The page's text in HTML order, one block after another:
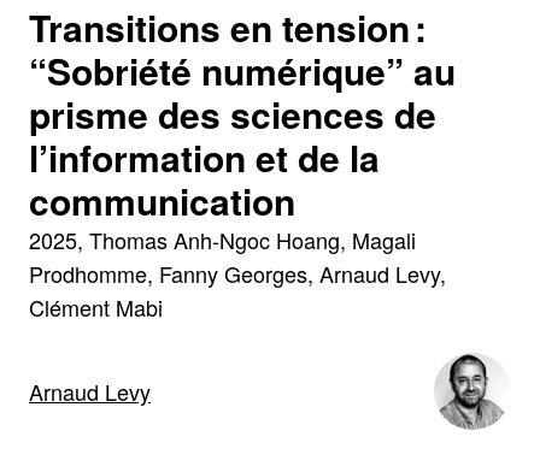
Transitions en tension :
“Sobriété numérique” au
prisme des sciences de
l’information et de la
communication
2025 Thomas Anh-Ngoc Hoang, Magali
Prodhomme, Fanny Georges, Arnaud Levy,
Clément Mabi
Arnaud Levy